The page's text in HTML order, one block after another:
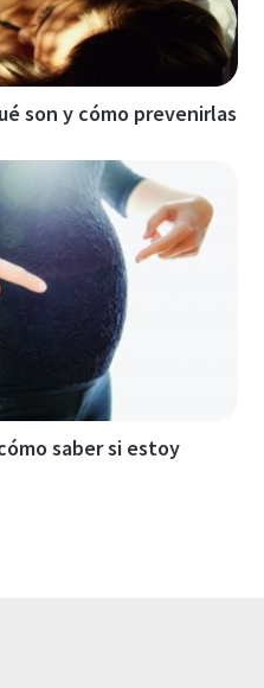
son y cómo prevenirlas
saber si estoy